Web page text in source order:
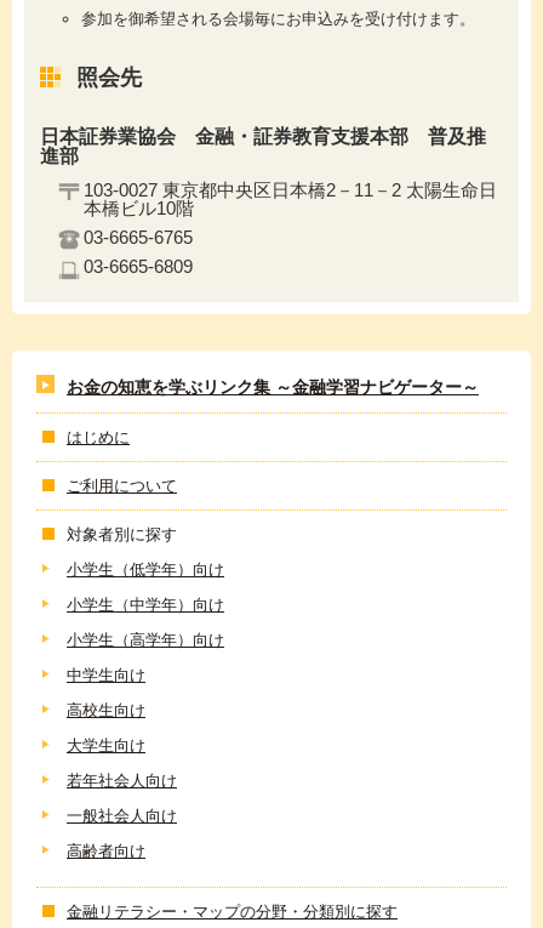
参加を御希望される会場毎にお申込みを受け付けます。
照会先
日本証券業協会 金融・証券教育支援本部 普及推
進部
103-0027 東京都中央区日本橋2－11－2 太陽生命日
本橋ビル10階
03-6665-6765
03-6665-6809
お金の知恵を学ぶリンク集 ～金融学習ナビゲーター～
はじめに
ご利用について
対象者別に探す
小学生（低学年）向け
小学生（中学年）向け
小学生（高学年）向け
中学生向け
高校生向け
大学生向け
若年社会人向け
一般社会人向け
高齢者向け
金融リテラシー・マップの分野・分類別に探す